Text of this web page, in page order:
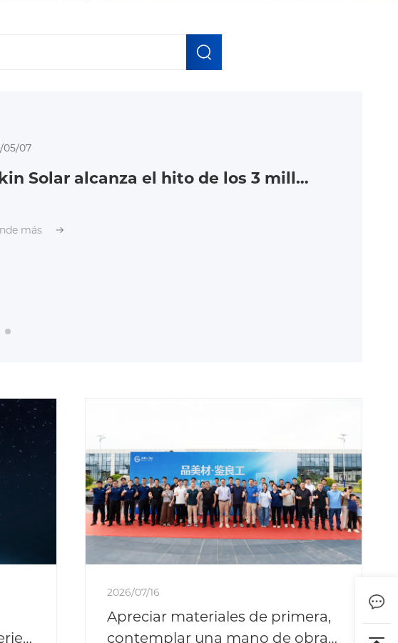
05/07
Gokin Solar alcanza el hito de los 3 millones de módulos BC, reforzando su capacidad de suministro fotovoltaico a nivel mundial
más
2026/07/16
Apreciar materiales de primera,
contemplar una mano de obra